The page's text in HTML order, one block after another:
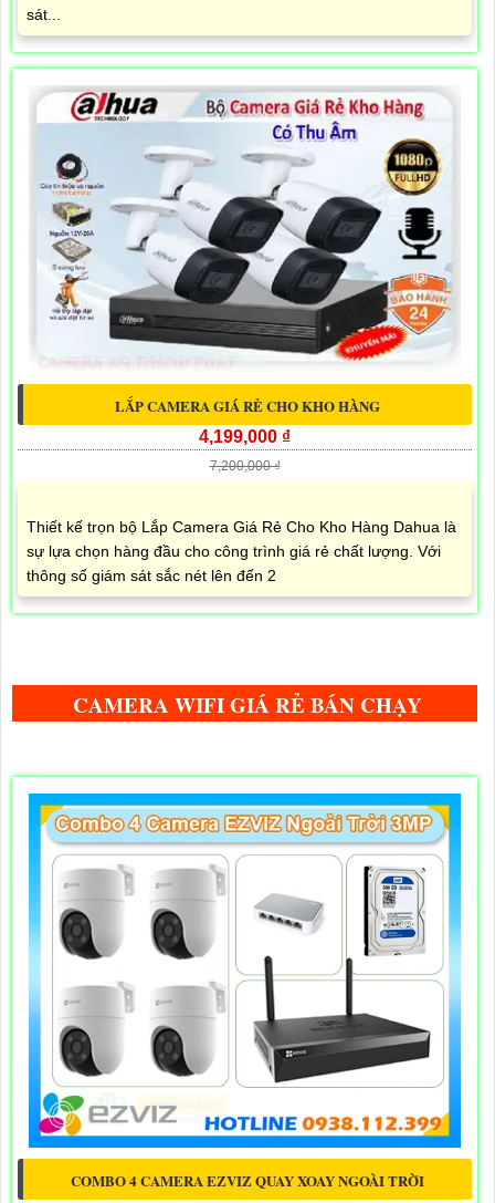
sát...
LẮP CAMERA GIÁ RẺ CHO KHO HÀNG
4,199,000 ₫
7,200,000 ₫
Thiết kế trọn bộ Lắp Camera Giá Rẻ Cho Kho Hàng Dahua là
sự lựa chọn hàng đầu cho công trình giá rẻ chất lượng. Với
thông số giám sát sắc nét lên đến 2
CAMERA WIFI GIÁ RẺ BÁN CHẠY
COMBO 4 CAMERA EZVIZ QUAY XOAY NGOÀI TRỜI